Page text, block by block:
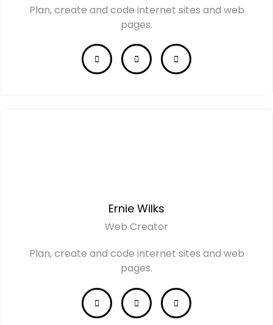
Plan, create and code internet sites and web
pages.
Ernie Wilks
Web Creator
Plan, create and code internet sites and web
pages.